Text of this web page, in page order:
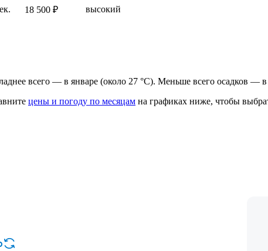
18 500 ₽ высокий
всего — в январе (около 27 °C). Меньше всего осадков — в
цены и погоду по месяцам на графиках ниже, чтобы